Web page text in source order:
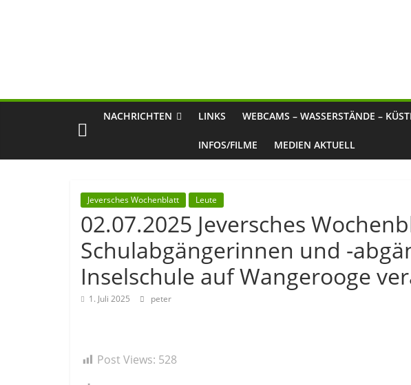
NACHRICHTEN LINKS WEBCAMS – WASSERSTÄNDE –
INFOS/FILME MEDIEN AKTUELL
Jeversches Wochenblatt Leute
02.07.2025 Jeversches
Schulabgängerinnen und -
Inselschule auf Wangerooge
1. Juli 2025 peter
Post Views: 528